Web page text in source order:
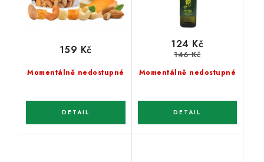
Momentálně nedostupné
159 Kč
Momentálně nedostupné
124 Kč
146 Kč